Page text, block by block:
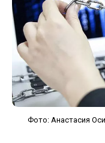
Фото: Анастасия